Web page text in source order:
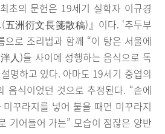
초의 문헌은 19세기 실학자 이규경
五洲衍文長箋散稿)』이다. ‘추두부
로 조리법과 함께 “이 탕은 서울에
人)들 사이에 성행하는 음식으로 독
명하고 있다. 아마도 19세기 중엽의
음식이었던 것으로 추정된다. “솥에
꾸라지를 넣어 불을 때면 미꾸라지
기어들어 가는” 모습이 점잖은 양반